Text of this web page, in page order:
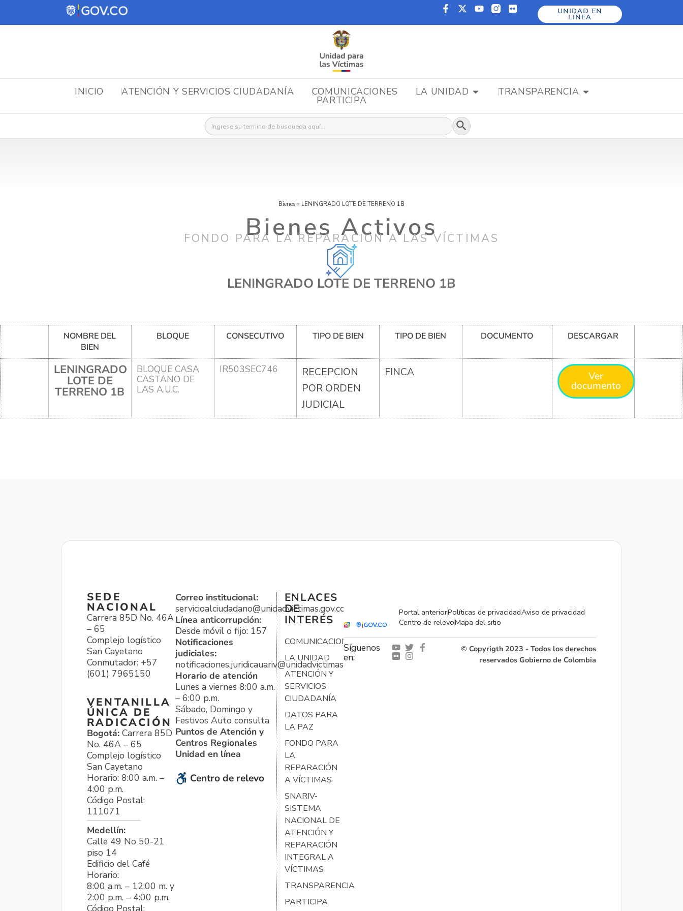
UNIDAD EN
LÍNEA
INICIO ATENCIÓN Y SERVICIOS CIUDADANÍA COMUNICACIONES LA UNIDAD TRANSPARENCIA
PARTICIPA
Buscar: Botón de búsqueda
Bienes » LENINGRADO LOTE DE TERRENO 1B
Bienes Activos
FONDO PARA LA REPARACIÓN A LAS VÍCTIMAS
LENINGRADO LOTE DE TERRENO 1B
NOMBRE DEL
BIEN
BLOQUE CONSECUTIVO TIPO DE BIEN TIPO DE BIEN DOCUMENTO DESCARGAR
LENINGRADO
LOTE DE
TERRENO 1B
BLOQUE CASA
CASTANO DE
LAS A.U.C.
IR503SEC746
RECEPCION
POR ORDEN
JUDICIAL
FINCA Ver
documento
SEDE
NACIONAL
Carrera 85D No. 46A
– 65
Complejo logístico
San Cayetano
Conmutador: +57
(601) 7965150
VENTANILLA
ÚNICA DE
RADICACIÓN
Bogotá: Carrera 85D
No. 46A – 65
Complejo logístico
San Cayetano
Horario: 8:00 a.m. –
4:00 p.m.
Código Postal:
111071
Medellín:
Calle 49 No 50-21
piso 14
Edificio del Café
Horario:
8:00 a.m. – 12:00 m. y
2:00 p.m. – 4:00 p.m.
Correo institucional:
servicioalciudadano@unidadvictimas.gov.co
Línea anticorrupción:
Desde móvil o fijo: 157
Notificaciones
judiciales:
notificaciones.juridicauariv@unidadvictimas.gov.co
Horario de atención
Lunes a viernes 8:00 a.m.
– 6:00 p.m.
Sábado, Domingo y
Festivos Auto consulta
Puntos de Atención y
Centros Regionales
Unidad en línea
Centro de relevo
ENLACES
DE
INTERÉS
COMUNICACIONES
LA UNIDAD
ATENCIÓN Y
SERVICIOS
CIUDADANÍA
DATOS PARA
LA PAZ
FONDO PARA
LA
REPARACIÓN
A VÍCTIMAS
SNARIV-
SISTEMA
NACIONAL DE
ATENCIÓN Y
REPARACIÓN
INTEGRAL A
VÍCTIMAS
TRANSPARENCIA
PARTICIPA
Portal anteriorPolíticas de privacidadAviso de privacidad
Centro de relevoMapa del sitio
Síguenos
en:
© Copyrigth 2023 - Todos los derechos
reservados Gobierno de Colombia